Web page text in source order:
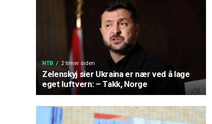
NTB 2 timer siden
Zelenskyj sier Ukraina er nær ved å lage
eget luftvern: – Takk, Norge